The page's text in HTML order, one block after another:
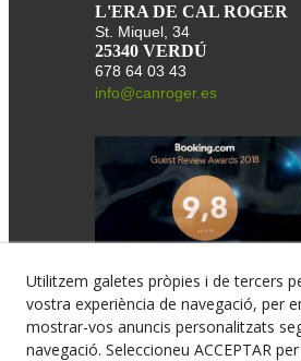
L'ERA DE CAL ROGER
St. Miquel, 34
25340 VERDÚ
678 64 03 43
info@canroger.es
Utilitzem galetes pròpies i de tercers
vostra experiència de navegació, per
mostrar-vos anuncis personalitzats
navegació. Seleccioneu ACCEPTAR